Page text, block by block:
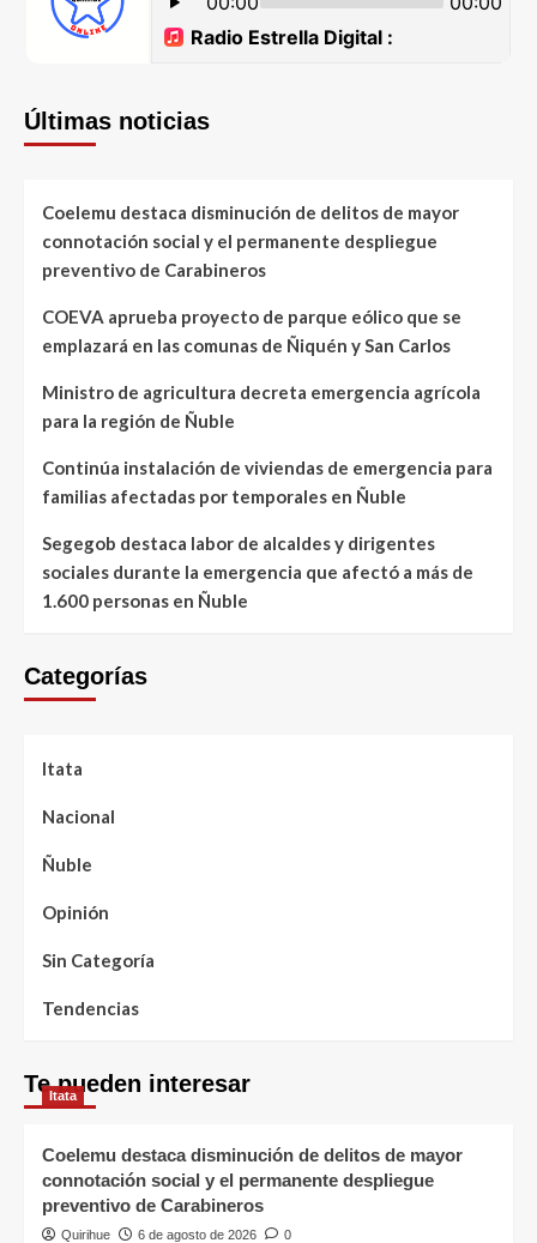
Últimas noticias
Coelemu destaca disminución de delitos de mayor
connotación social y el permanente despliegue
preventivo de Carabineros
COEVA aprueba proyecto de parque eólico que se
emplazará en las comunas de Ñiquén y San Carlos
Ministro de agricultura decreta emergencia agrícola
para la región de Ñuble
Continúa instalación de viviendas de emergencia para
familias afectadas por temporales en Ñuble
Segegob destaca labor de alcaldes y dirigentes
sociales durante la emergencia que afectó a más de
1.600 personas en Ñuble
Categorías
Itata
Nacional
Ñuble
Opinión
Sin Categoría
Tendencias
Te pueden interesar
Itata
Coelemu destaca disminución de delitos de mayor
connotación social y el permanente despliegue
preventivo de Carabineros
Quirihue 6 de agosto de 2026 0